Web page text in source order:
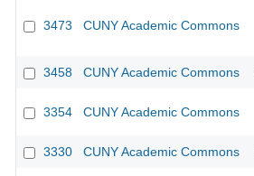
3473 CUNY Academic Commons
3458 CUNY Academic Commons
3354 CUNY Academic Commons
3330 CUNY Academic Commons